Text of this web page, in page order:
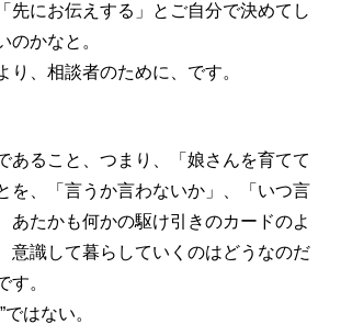
先にお伝えする」とご自分で決めてし
のかなと。
り、相談者のために、です。
あること、つまり、「娘さんを育てて
を、「言うか言わないか」、「いつ言
あたかも何かの駆け引きのカードのよ
意識して暮らしていくのはどうなのだ
す。
はない。